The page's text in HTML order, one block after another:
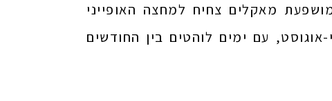
מאקלים צחיח למחצה האופייני
אוגוסט, עם ימים לוהטים בין החודשים